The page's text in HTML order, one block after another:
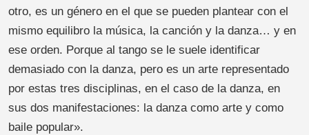
otro, es un género en el que se pueden plantear con el
mismo equilibro la música, la canción y la danza… y en
ese orden. Porque al tango se le suele identificar
demasiado con la danza, pero es un arte representado
por estas tres disciplinas, en el caso de la danza, en
sus dos manifestaciones: la danza como arte y como
baile popular».